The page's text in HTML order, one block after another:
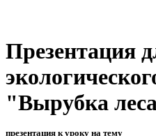
Презентация
"Вырубка
презентация к уроку на тему